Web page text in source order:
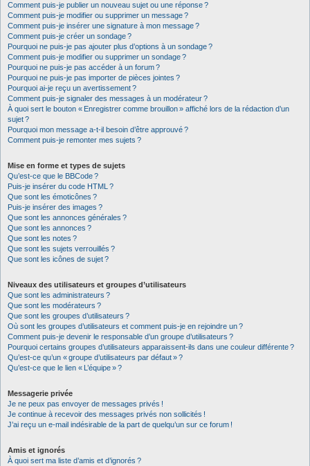
Comment puis-je publier un nouveau sujet ou une réponse ?
Comment puis-je modifier ou supprimer un message ?
Comment puis-je insérer une signature à mon message ?
Comment puis-je créer un sondage ?
Pourquoi ne puis-je pas ajouter plus d’options à un sondage ?
Comment puis-je modifier ou supprimer un sondage ?
Pourquoi ne puis-je pas accéder à un forum ?
Pourquoi ne puis-je pas importer de pièces jointes ?
Pourquoi ai-je reçu un avertissement ?
Comment puis-je signaler des messages à un modérateur ?
À quoi sert le bouton « Enregistrer comme brouillon » affiché lors de la rédaction d’un
sujet ?
Pourquoi mon message a-t-il besoin d’être approuvé ?
Comment puis-je remonter mes sujets ?
Mise en forme et types de sujets
Qu’est-ce que le BBCode ?
Puis-je insérer du code HTML ?
Que sont les émoticônes ?
Puis-je insérer des images ?
Que sont les annonces générales ?
Que sont les annonces ?
Que sont les notes ?
Que sont les sujets verrouillés ?
Que sont les icônes de sujet ?
Niveaux des utilisateurs et groupes d’utilisateurs
Que sont les administrateurs ?
Que sont les modérateurs ?
Que sont les groupes d’utilisateurs ?
Où sont les groupes d’utilisateurs et comment puis-je en rejoindre un ?
Comment puis-je devenir le responsable d’un groupe d’utilisateurs ?
Pourquoi certains groupes d’utilisateurs apparaissent-ils dans une couleur différente ?
Qu’est-ce qu’un « groupe d’utilisateurs par défaut » ?
Qu’est-ce que le lien « L’équipe » ?
Messagerie privée
Je ne peux pas envoyer de messages privés !
Je continue à recevoir des messages privés non sollicités !
J’ai reçu un e-mail indésirable de la part de quelqu’un sur ce forum !
Amis et ignorés
À quoi sert ma liste d’amis et d’ignorés ?